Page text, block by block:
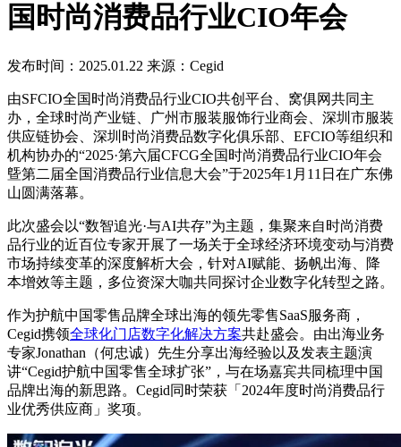
国时尚消费品行业CIO年会
发布时间：2025.01.22 来源：Cegid
由SFCIO全国时尚消费品行业CIO共创平台、窝俱网共同主
办，全球时尚产业链、广州市服装服饰行业商会、深圳市服装
供应链协会、深圳时尚消费品数字化俱乐部、EFCIO等组织和
机构协办的“2025·第六届CFCG全国时尚消费品行业CIO年会
曁第二届全国消费品行业信息大会”于2025年1月11日在广东佛
山圆满落幕。
此次盛会以“数智追光·与AI共存”为主题，集聚来自时尚消费
品行业的近百位专家开展了一场关于全球经济环境变动与消费
市场持续变革的深度解析大会，针对AI赋能、扬帆出海、降
本增效等主题，多位资深大咖共同探讨企业数字化转型之路。
作为护航中国零售品牌全球出海的领先零售SaaS服务商，
Cegid携领全球化门店数字化解决方案共赴盛会。由出海业务
专家Jonathan （何忠诚）先生分享出海经验以及发表主题演
讲“Cegid护航中国零售全球扩张”，与在场嘉宾共同梳理中国
品牌出海的新思路。Cegid同时荣获「2024年度时尚消费品行
业优秀供应商」奖项。